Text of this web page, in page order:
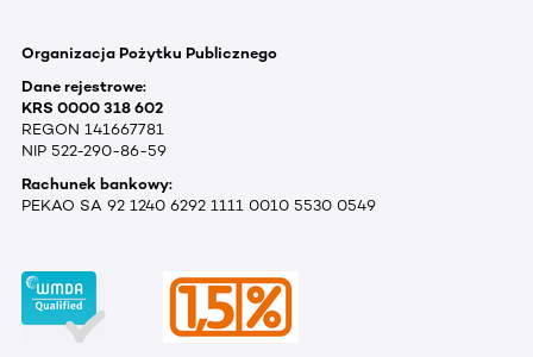
Organizacja Pożytku Publicznego
Dane rejestrowe:
KRS 0000 318 602
REGON 141667781
NIP 522-290-86-59
Rachunek bankowy:
PEKAO SA 92 1240 6292 1111 0010 5530 0549